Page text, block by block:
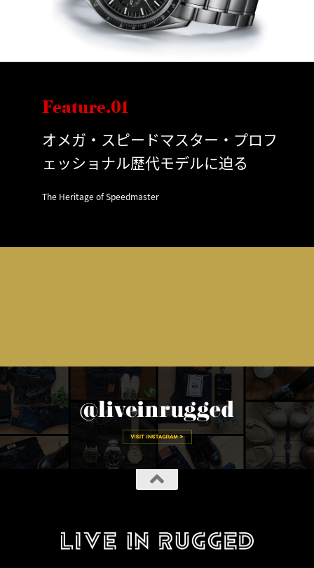
Feature.01
オメガ・スピードマスター・プロフ
ェッショナル歴代モデルに迫る
The Heritage of Speedmaster